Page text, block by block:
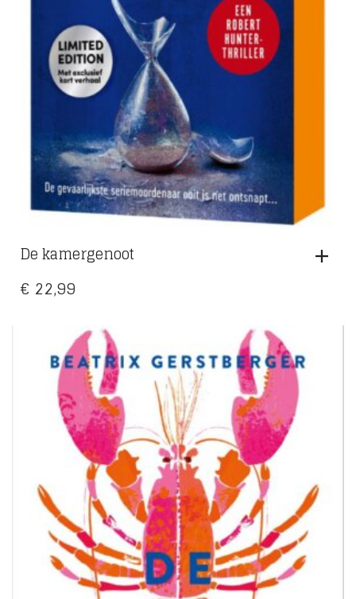
De kamergenoot
€ 22,99